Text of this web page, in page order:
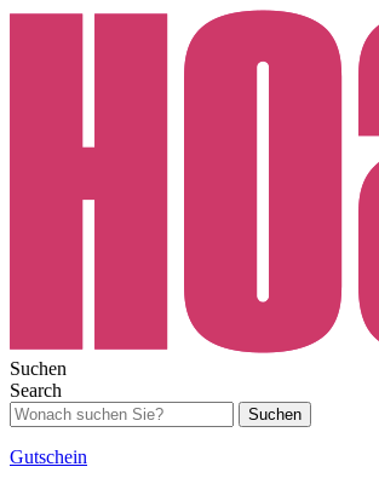
Suchen
Search
Suchen
Gutschein